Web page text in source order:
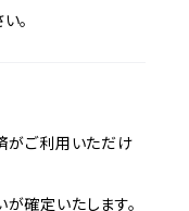
。
がご利用いただけ
確定いたします。